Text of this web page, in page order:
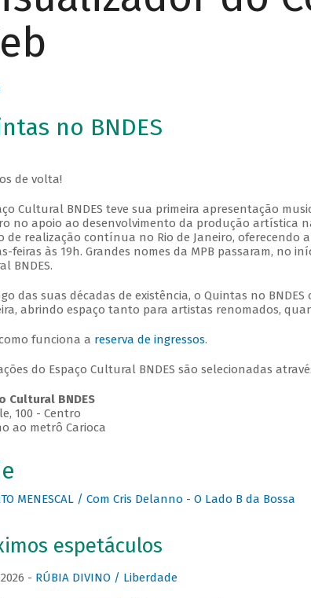
no BNDES
de volta!
Cultural BNDES teve sua primeira apresentação
no apoio ao desenvolvimento da produção artística
de realização contínua no Rio de Janeiro, oferecendo
feiras às 19h. Grandes nomes da MPB passaram, no
BNDES.
das suas décadas de existência, o Quintas no
abrindo espaço tanto para artistas renomados,
funciona a reserva de ingressos.
do Espaço Cultural BNDES são selecionadas
Cultural BNDES
100 - Centro
ao metrô Carioca
MENESCAL / Com Cris Delanno - O Lado B da Bossa
espetáculos
- RÚBIA DIVINO / Liberdade